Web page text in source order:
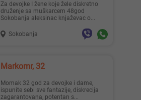
Za devojke I žene koje žele diskretno
druženje sa muškarcem 48god
Sokobanja aleksinac knjaževac o...
Sokobanja
Markomr, 32
Momak 32 god za devojke i dame,
ispunite sebi sve fantazije, diskrecija
zagarantovana, potentan s...